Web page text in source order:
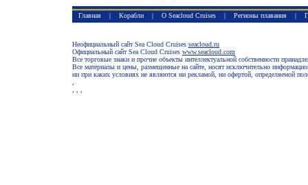
Главная Корабли О Seacloud Cruises Регионы плавания
Неофициальный сайт Sea Cloud Cruises seacloud.ru
Официальный сайт Sea Cloud Cruises www.seacloud.com
Все торговые знаки и прочие объекты интеллектуальной собственности
Все материалы и цены, размещенные на сайте, носят исключительно
ни при каких условиях не являются ни рекламой, ни офертой, определяемой
,
, , ,